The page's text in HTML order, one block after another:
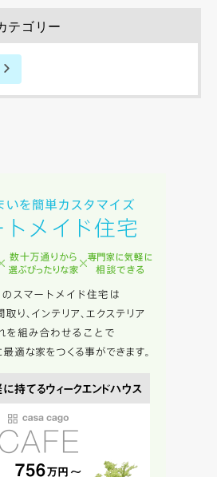
テゴリー
の注意事項
バシーポリシー
に則って，いただい
だいた個人情報を，お客様が指定され
と、または当社サービスのご案内のた
を問わず賠償の責任を負わないものと
ービスを利用することにより第三者と
ついて一切責任を負わないものとしま